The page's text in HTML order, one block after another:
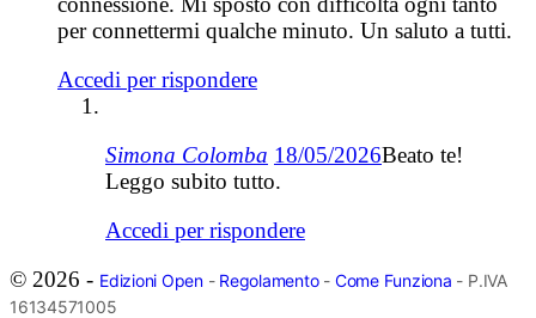
per connettermi qualche minuto. Un saluto a tutti.
Accedi per rispondere
Simona Colomba 18/05/2026Beato te!
Leggo subito tutto.
Accedi per rispondere
© 2026 - Edizioni Open- Regolamento- Come Funziona - P.IVA
16134571005